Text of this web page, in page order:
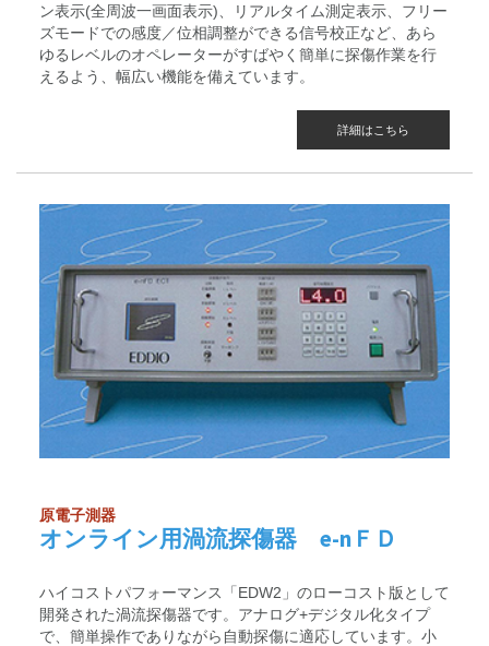
ン表示(全周波一画面表示)、リアルタイム測定表示、フリー
ズモードでの感度／位相調整ができる信号校正など、あら
ゆるレベルのオペレーターがすばやく簡単に探傷作業を行
えるよう、幅広い機能を備えています。
詳細はこちら
原電子測器
オンライン用渦流探傷器 e-nＦＤ
ハイコストパフォーマンス「EDW2」のローコスト版として
開発された渦流探傷器です。アナログ+デジタル化タイプ
で、簡単操作でありながら自動探傷に適応しています。小